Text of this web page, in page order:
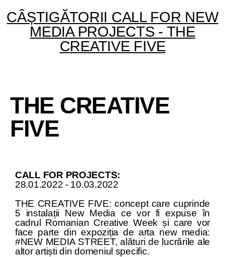
CÂȘTIGĂTORII CALL FOR NEW
MEDIA PROJECTS - THE
CREATIVE FIVE
THE CREATIVE
FIVE
CALL FOR PROJECTS:
28.01.2022 - 10.03.2022
THE CREATIVE FIVE: concept care cuprinde
5 instalații New Media ce vor fi expuse în
cadrul Romanian Creative Week și care vor
face parte din expoziția de arta new media:
#NEW MEDIA STREET, alături de lucrările ale
altor artiști din domeniul specific.